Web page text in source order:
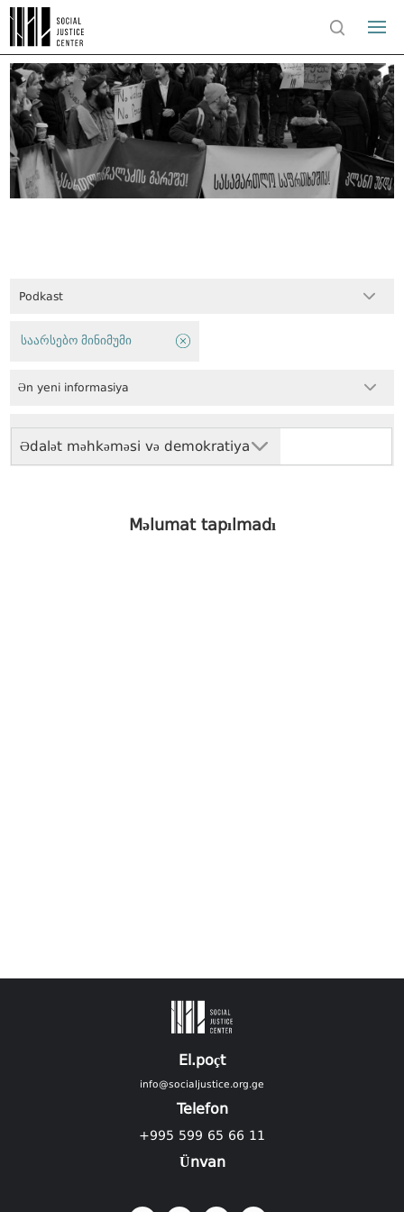
Podkast
Ədalət məhkəməsi və demokratiya
საარსებო მინიმუმი
Ən yeni informasiya
Məlumat tapılmadı
El.poçt
info@socialjustice.org.ge
Telefon
+995 599 65 66 11
Ünvan